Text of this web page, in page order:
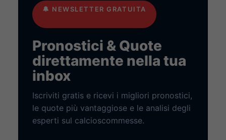
🔔 NEWSLETTER GRATUITA
Pronostici & Quote
direttamente nella tua
inbox
Iscriviti gratis e ricevi i migliori pronostici,
le quote più vantaggiose e le analisi degli
esperti sul calcioscommesse.